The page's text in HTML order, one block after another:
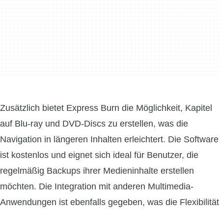
Zusätzlich bietet Express Burn die Möglichkeit, Kapitel
auf Blu-ray und DVD-Discs zu erstellen, was die
Navigation in längeren Inhalten erleichtert. Die Software
ist kostenlos und eignet sich ideal für Benutzer, die
regelmäßig Backups ihrer Medieninhalte erstellen
möchten. Die Integration mit anderen Multimedia-
Anwendungen ist ebenfalls gegeben, was die Flexibilität